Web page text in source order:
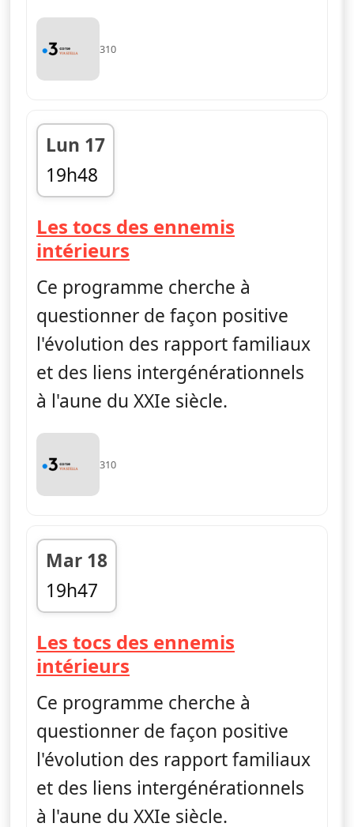
310
Lun 17
19h48
fin 19h51
Les tocs des ennemis
intérieurs
Ce programme cherche à
questionner de façon positive
l'évolution des rapport familiaux
et des liens intergénérationnels
à l'aune du XXIe siècle.
310
Mar 18
19h47
fin 19h50
Les tocs des ennemis
intérieurs
Ce programme cherche à
questionner de façon positive
l'évolution des rapport familiaux
et des liens intergénérationnels
à l'aune du XXIe siècle.